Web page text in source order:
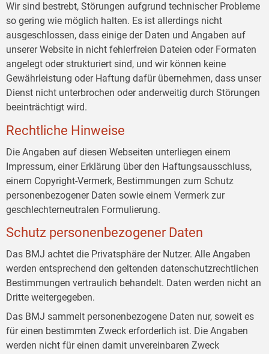
Wir sind bestrebt, Störungen aufgrund technischer Probleme
so gering wie möglich halten. Es ist allerdings nicht
ausgeschlossen, dass einige der Daten und Angaben auf
unserer Website in nicht fehlerfreien Dateien oder Formaten
angelegt oder strukturiert sind, und wir können keine
Gewährleistung oder Haftung dafür übernehmen, dass unser
Dienst nicht unterbrochen oder anderweitig durch Störungen
beeinträchtigt wird.
Rechtliche Hinweise
Die Angaben auf diesen Webseiten unterliegen einem
Impressum, einer Erklärung über den Haftungsausschluss,
einem Copyright-Vermerk, Bestimmungen zum Schutz
personenbezogener Daten sowie einem Vermerk zur
geschlechterneutralen Formulierung.
Schutz personenbezogener Daten
Das BMJ achtet die Privatsphäre der Nutzer. Alle Angaben
werden entsprechend den geltenden datenschutzrechtlichen
Bestimmungen vertraulich behandelt. Daten werden nicht an
Dritte weitergegeben.
Das BMJ sammelt personenbezogene Daten nur, soweit es
für einen bestimmten Zweck erforderlich ist. Die Angaben
werden nicht für einen damit unvereinbaren Zweck